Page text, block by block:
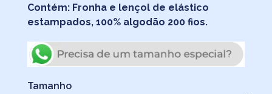
R$478,70
Contém: Fronha e lençol de elástico
estampados, 100% algodão 200 fios.
Tamanho